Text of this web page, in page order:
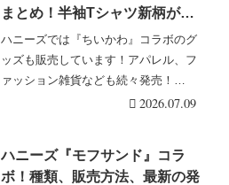
まとめ！半袖Tシャツ新柄が
2026年夏に新発売！店頭、オ
ンラインも！
ハニーズでは『ちいかわ』コラボのグ
ッズも販売しています！アパレル、フ
ァッション雑貨なども続々発売！
Honeys（ハニーズ・・・続きを読む
2026.07.09
ハニーズ『モフサンド』コラ
ボ！種類、販売方法、最新の発